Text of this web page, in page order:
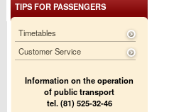
TIPS FOR PASSENGERS
Timetables
Customer Service
Information on the operation
of public transport
tel. (81) 525-32-46